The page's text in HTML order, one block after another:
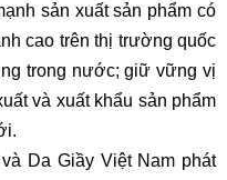
sản xuất sản phẩm có
cao trên thị trường quốc
trong nước; giữ vững vị
và xuất khẩu sản phẩm
Da Giầy Việt Nam phát